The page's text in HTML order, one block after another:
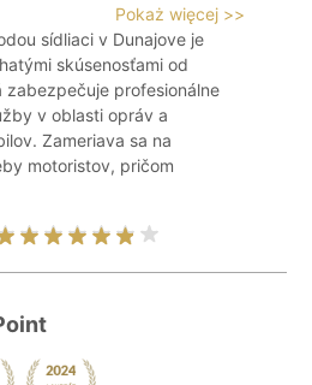
Pokaż więcej >>
sídliaci v Dunajove je
skúsenosťami od
zabezpečuje profesionálne
v oblasti opráv a
Zameriava sa na
motoristov, pričom